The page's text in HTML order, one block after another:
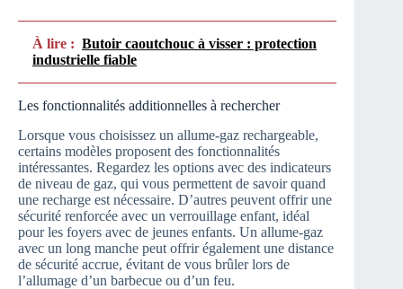
À lire : Butoir caoutchouc à visser : protection
industrielle fiable
Les fonctionnalités additionnelles à rechercher
Lorsque vous choisissez un allume-gaz rechargeable,
certains modèles proposent des fonctionnalités
intéressantes. Regardez les options avec des indicateurs
de niveau de gaz, qui vous permettent de savoir quand
une recharge est nécessaire. D’autres peuvent offrir une
sécurité renforcée avec un verrouillage enfant, idéal
pour les foyers avec de jeunes enfants. Un allume-gaz
avec un long manche peut offrir également une distance
de sécurité accrue, évitant de vous brûler lors de
l’allumage d’un barbecue ou d’un feu.